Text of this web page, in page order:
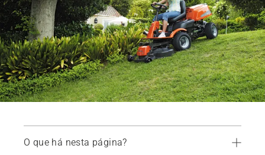
O que há nesta página?